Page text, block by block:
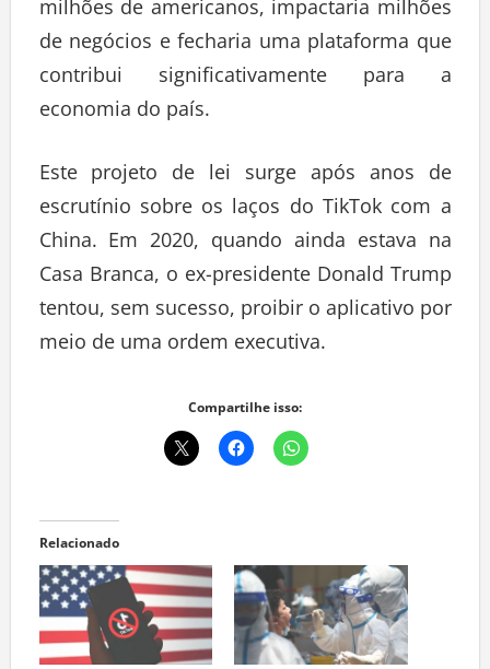
milhões de americanos, impactaria milhões
de negócios e fecharia uma plataforma que
contribui significativamente para a
economia do país.
Este projeto de lei surge após anos de
escrutínio sobre os laços do TikTok com a
China. Em 2020, quando ainda estava na
Casa Branca, o ex-presidente Donald Trump
tentou, sem sucesso, proibir o aplicativo por
meio de uma ordem executiva.
Compartilhe isso:
Relacionado